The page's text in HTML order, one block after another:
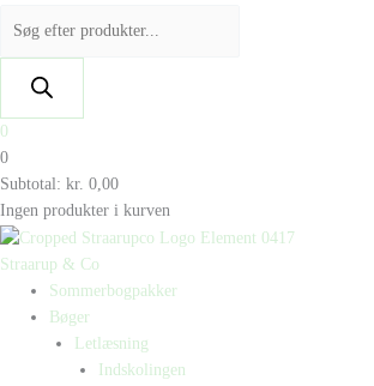
0
0
Subtotal: kr. 0,00
Ingen produkter i kurven
Straarup & Co
Sommerbogpakker
Bøger
Letlæsning
Indskolingen